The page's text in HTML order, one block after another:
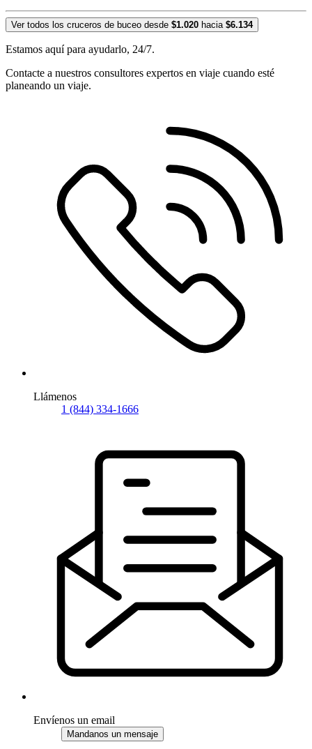
Ver todos los cruceros de buceo desde $1.020 hacia $6.134
Estamos aquí para ayudarlo, 24/7.
Contacte a nuestros consultores expertos en viaje cuando esté
planeando un viaje.
Llámenos
1 (844) 334-1666
Envíenos un email
Mandanos un mensaje